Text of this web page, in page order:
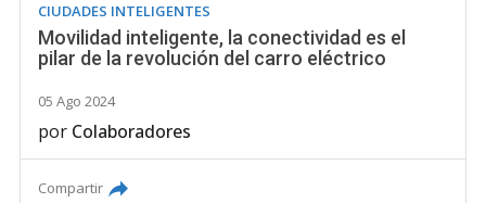
CIUDADES INTELIGENTES
Movilidad inteligente, la conectividad es el
pilar de la revolución del carro eléctrico
05 Ago 2024
por Colaboradores
Compartir